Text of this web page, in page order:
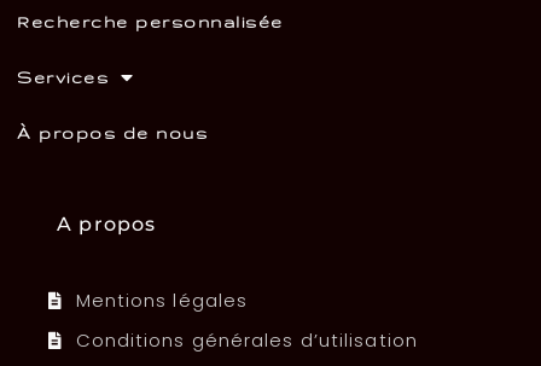
Recherche personnalisée
Services
À propos de nous
A propos
Mentions légales
Conditions générales d’utilisation